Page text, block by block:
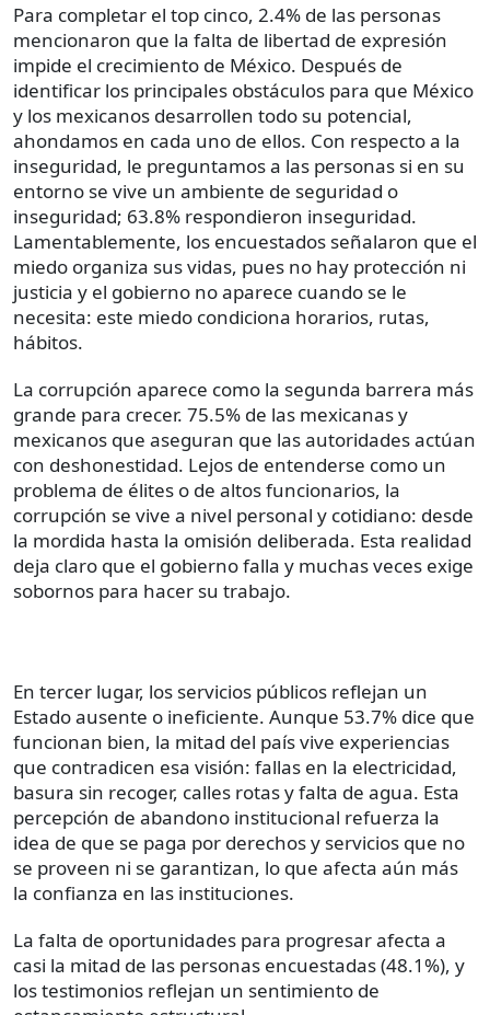
Para completar el top cinco, 2.4% de las personas
mencionaron que la falta de libertad de expresión
impide el crecimiento de México. Después de
identificar los principales obstáculos para que México
y los mexicanos desarrollen todo su potencial,
ahondamos en cada uno de ellos. Con respecto a la
inseguridad, le preguntamos a las personas si en su
entorno se vive un ambiente de seguridad o
inseguridad; 63.8% respondieron inseguridad.
Lamentablemente, los encuestados señalaron que el
miedo organiza sus vidas, pues no hay protección ni
justicia y el gobierno no aparece cuando se le
necesita: este miedo condiciona horarios, rutas,
hábitos.
La corrupción aparece como la segunda barrera más
grande para crecer. 75.5% de las mexicanas y
mexicanos que aseguran que las autoridades actúan
con deshonestidad. Lejos de entenderse como un
problema de élites o de altos funcionarios, la
corrupción se vive a nivel personal y cotidiano: desde
la mordida hasta la omisión deliberada. Esta realidad
deja claro que el gobierno falla y muchas veces exige
sobornos para hacer su trabajo.
En tercer lugar, los servicios públicos reflejan un
Estado ausente o ineficiente. Aunque 53.7% dice que
funcionan bien, la mitad del país vive experiencias
que contradicen esa visión: fallas en la electricidad,
basura sin recoger, calles rotas y falta de agua. Esta
percepción de abandono institucional refuerza la
idea de que se paga por derechos y servicios que no
se proveen ni se garantizan, lo que afecta aún más
la confianza en las instituciones.
La falta de oportunidades para progresar afecta a
casi la mitad de las personas encuestadas (48.1%), y
los testimonios reflejan un sentimiento de